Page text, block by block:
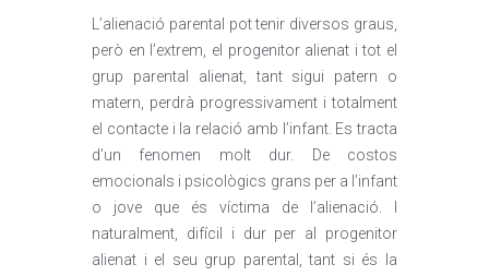
L’alienació parental pot tenir diversos graus,
però en l’extrem, el progenitor alienat i tot el
grup parental alienat, tant sigui patern o
matern, perdrà progressivament i totalment
el contacte i la relació amb l’infant. Es tracta
d’un fenomen molt dur. De costos
emocionals i psicològics grans per a l’infant
o jove que és víctima de l’alienació. I
naturalment, difícil i dur per al progenitor
alienat i el seu grup parental, tant si és la